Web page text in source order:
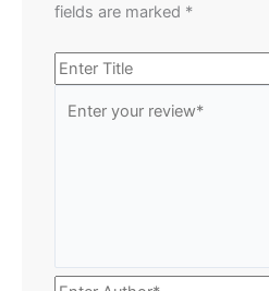
fields are marked *